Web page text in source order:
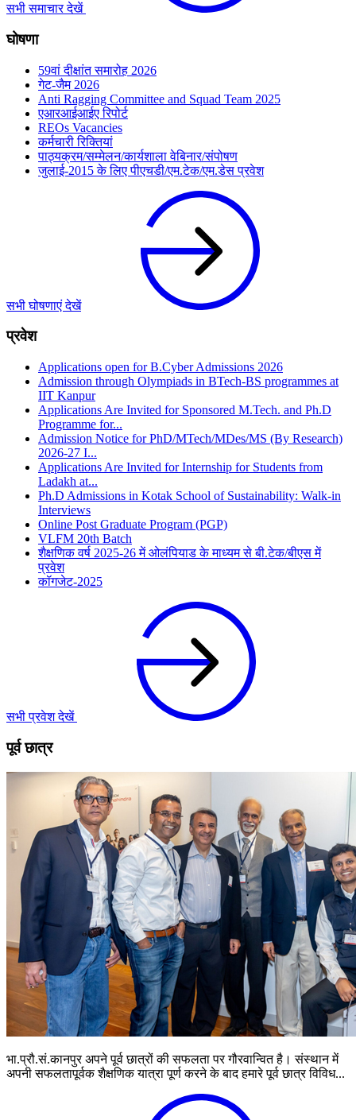
सभी समाचार देखें
घोषणा
59वां दीक्षांत समारोह 2026
गेट-जैम 2026
Anti Ragging Committee and Squad Team 2025
एआरआईआईए रिपोर्ट
REOs Vacancies
कर्मचारी रिक्तियां
पाठ्यक्रम/सम्मेलन/कार्यशाला वेबिनार/संपोषण
जुलाई-2015 के लिए पीएचडी/एम.टेक/एम.डेस प्रवेश
सभी घोषणाएं देखें
प्रवेश
Applications open for B.Cyber Admissions 2026
Admission through Olympiads in BTech-BS programmes at
IIT Kanpur
Applications Are Invited for Sponsored M.Tech. and Ph.D
Programme for...
Admission Notice for PhD/MTech/MDes/MS (By Research)
2026‑27 I...
Applications Are Invited for Internship for Students from
Ladakh at...
Ph.D Admissions in Kotak School of Sustainability: Walk-in
Interviews
Online Post Graduate Program (PGP)
VLFM 20th Batch
शैक्षणिक वर्ष 2025-26 में ओलंपियाड के माध्यम से बी.टेक/बीएस में
प्रवेश
कॉगजेट-2025
सभी प्रवेश देखें
पूर्व छात्र
भा.प्रौ.सं.कानपुर अपने पूर्व छात्रों की सफलता पर गौरवान्वित है। संस्थान में
अपनी सफलतापूर्वक शैक्षणिक यात्रा पूर्ण करने के बाद हमारे पूर्व छात्र विविध...